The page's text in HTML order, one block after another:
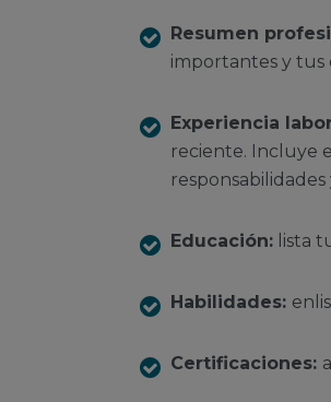
Resumen
importantes y tus
Experiencia
reciente. Incluye
responsabilidades
Educación: lista
Habilidades:
Certificaciones: